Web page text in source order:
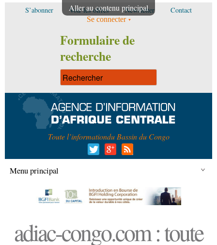
Aller au contenu principal
S’abonner Voir les offres Newsletter Contact
Se connecter
Formulaire de
recherche
Toute l’informationdu Bassin du Congo
Menu principal
adiac-congo.com : toute